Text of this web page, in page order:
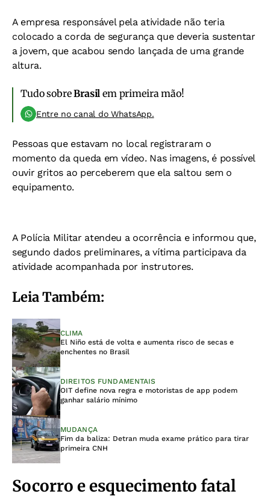
A empresa responsável pela atividade não teria
colocado a corda de segurança que deveria sustentar
a jovem, que acabou sendo lançada de uma grande
altura.
Tudo sobreBrasil em primeira mão!
Entre no canal do WhatsApp.
Pessoas que estavam no local registraram o
momento da queda em vídeo. Nas imagens, é possível
ouvir gritos ao perceberem que ela saltou sem o
equipamento.
A Polícia Militar atendeu a ocorrência e informou que,
segundo dados preliminares, a vítima participava da
atividade acompanhada por instrutores.
Leia Também:
CLIMA
El Niño está de volta e aumenta risco de secas e
enchentes no Brasil
DIREITOS FUNDAMENTAIS
OIT define nova regra e motoristas de app podem
ganhar salário mínimo
MUDANÇA
Fim da baliza: Detran muda exame prático para tirar
primeira CNH
Socorro e esquecimento fatal